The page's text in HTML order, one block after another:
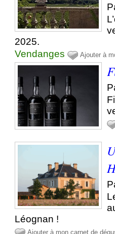
2025.
Vendanges
Ajouter à
Léognan !
Ajouter à mon carnet de